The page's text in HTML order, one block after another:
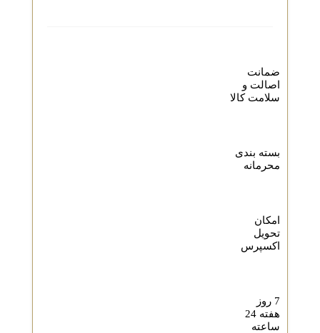
ضمانت
اصالت و
سلامت کالا
بسته بندی
محرمانه
تحویل
اکسپرس
هفته 24
ساعته